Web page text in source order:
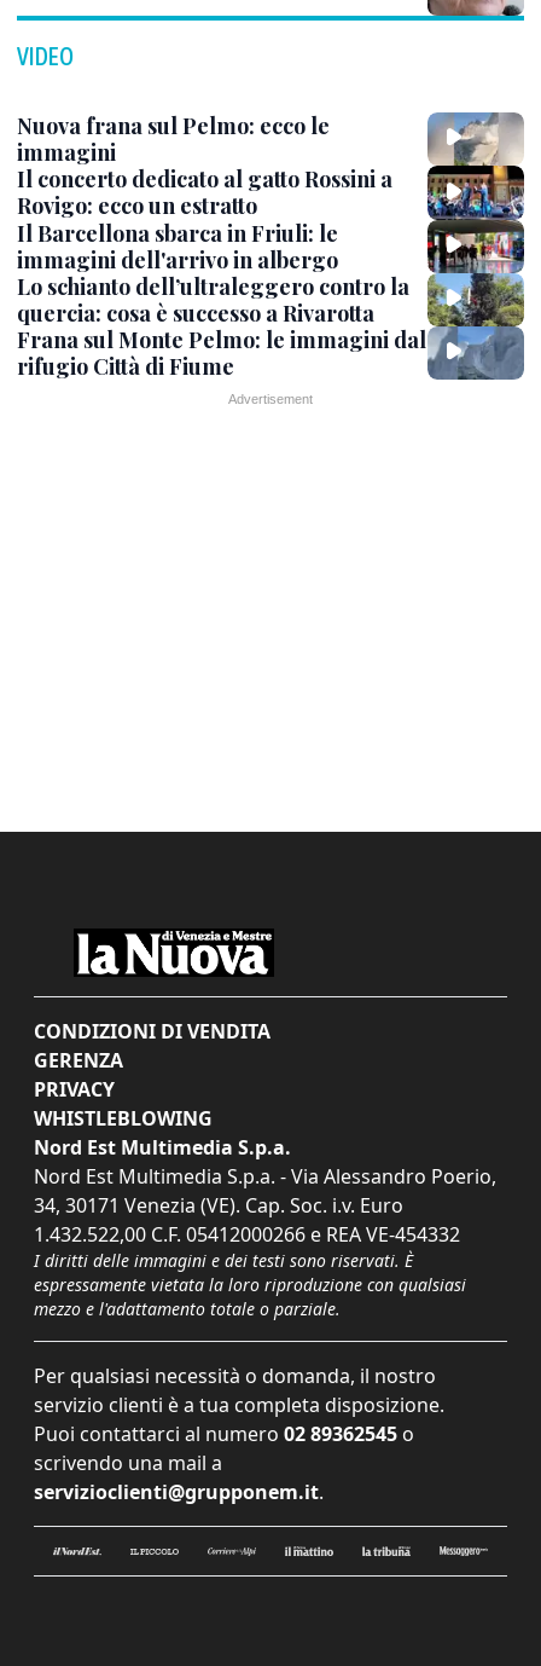
VIDEO
Nuova frana sul Pelmo: ecco le
immagini
Il concerto dedicato al gatto Rossini a
Rovigo: ecco un estratto
Il Barcellona sbarca in Friuli: le
immagini dell'arrivo in albergo
Lo schianto dell’ultraleggero contro la
quercia: cosa è successo a Rivarotta
Frana sul Monte Pelmo: le immagini dal
rifugio Città di Fiume
CONDIZIONI DI VENDITA
GERENZA
PRIVACY
WHISTLEBLOWING
Nord Est Multimedia S.p.a.
Nord Est Multimedia S.p.a. - Via Alessandro Poerio,
34, 30171 Venezia (VE). Cap. Soc. i.v. Euro
1.432.522,00 C.F. 05412000266 e REA VE-454332
I diritti delle immagini e dei testi sono riservati. È
espressamente vietata la loro riproduzione con qualsiasi
mezzo e l'adattamento totale o parziale.
Per qualsiasi necessità o domanda, il nostro
servizio clienti è a tua completa disposizione.
Puoi contattarci al numero 02 89362545 o
scrivendo una mail a
servizioclienti@grupponem.it.